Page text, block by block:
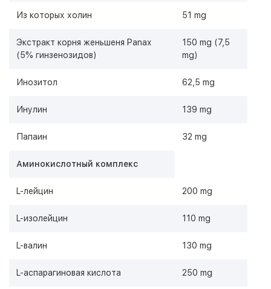
Из которых холин 51 mg
Экстракт корня женьшеня Panax
(5% гинзенозидов)
150 mg (7,5
mg)
Инозитол 62,5 mg
Инулин 139 mg
Папаин 32 mg
Аминокислотный комплекс
L-лейцин 200 mg
L-изолейцин 110 mg
L-валин 130 mg
L-аспарагиновая кислота 250 mg